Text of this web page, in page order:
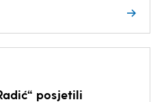
posjetili